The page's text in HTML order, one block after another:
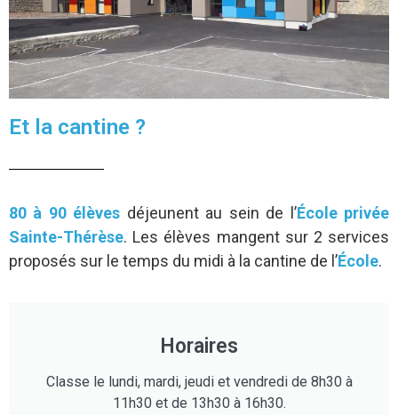
Et la cantine ?
80 à 90 élèves déjeunent au sein de l’École privée
Sainte-Thérèse. Les élèves mangent sur 2 services
proposés sur le temps du midi à la cantine de l’École.
Horaires
Classe le lundi, mardi, jeudi et vendredi de 8h30 à
11h30 et de 13h30 à 16h30.